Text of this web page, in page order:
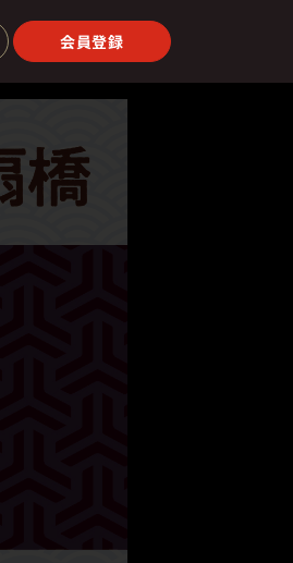
会員登録